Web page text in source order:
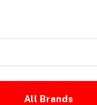
All Brands